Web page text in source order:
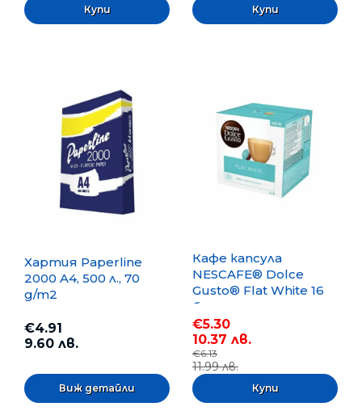
Хартия Paperline
2000 A4, 500 л., 70
g/m2
€4.91
9.60 лв.
Виж детайли
Кафе капсула
NESCAFE® Dolce
Gusto® Flat White 16
бр.
€5.30
10.37 лв.
€6.13
11.99 лв.